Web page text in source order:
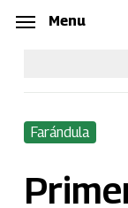
Skip
content
Menu
Farándula
Menu